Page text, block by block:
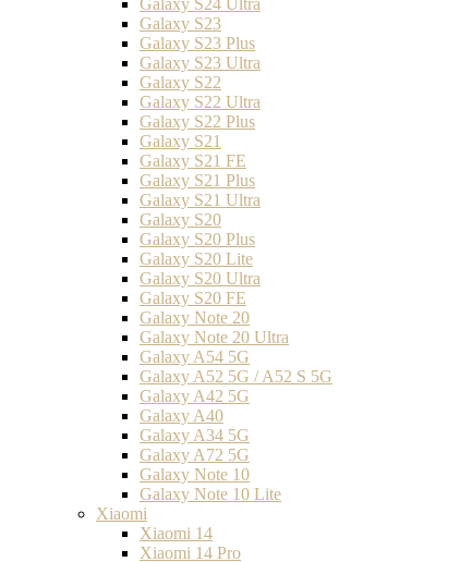
Galaxy S24 Ultra
Galaxy S23
Galaxy S23 Plus
Galaxy S23 Ultra
Galaxy S22
Galaxy S22 Ultra
Galaxy S22 Plus
Galaxy S21
Galaxy S21 FE
Galaxy S21 Plus
Galaxy S21 Ultra
Galaxy S20
Galaxy S20 Plus
Galaxy S20 Lite
Galaxy S20 Ultra
Galaxy S20 FE
Galaxy Note 20
Galaxy Note 20 Ultra
Galaxy A54 5G
Galaxy A52 5G / A52 S 5G
Galaxy A42 5G
Galaxy A40
Galaxy A34 5G
Galaxy A72 5G
Galaxy Note 10
Galaxy Note 10 Lite
Xiaomi
Xiaomi 14
Xiaomi 14 Pro